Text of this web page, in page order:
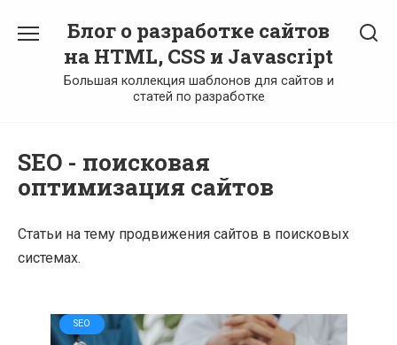
содержанию
Блог о разработке сайтов
на HTML, CSS и Javascript
Большая коллекция шаблонов для сайтов и
статей по разработке
SEO - поисковая
оптимизация сайтов
Статьи на тему продвижения сайтов в поисковых
системах.
SEO